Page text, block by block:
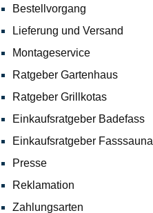
Bestellvorgang
Lieferung und Versand
Montageservice
Ratgeber Gartenhaus
Ratgeber Grillkotas
Einkaufsratgeber Badefass
Einkaufsratgeber Fasssauna
Presse
Reklamation
Zahlungsarten